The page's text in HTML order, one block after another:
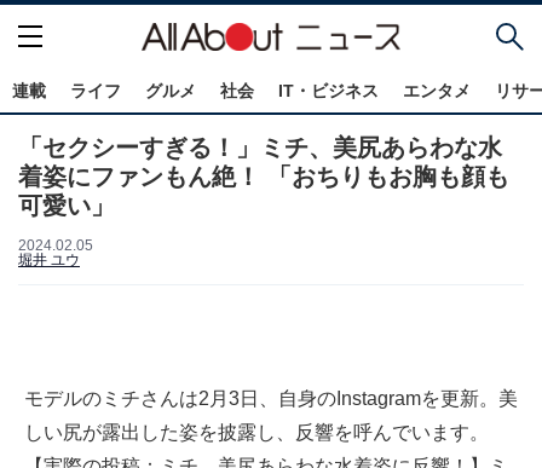
連載 ライフ グルメ 社会 IT・ビジネス エンタメ リサ
「セクシーすぎる！」ミチ、美尻あらわな水
着姿にファンもん絶！ 「おちりもお胸も顔も
可愛い」
2024.02.05
堀井 ユウ
モデルのミチさんは2月3日、自身のInstagramを更新。美
しい尻が露出した姿を披露し、反響を呼んでいます。